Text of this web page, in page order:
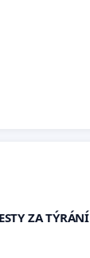
ZA TÝRÁNÍ